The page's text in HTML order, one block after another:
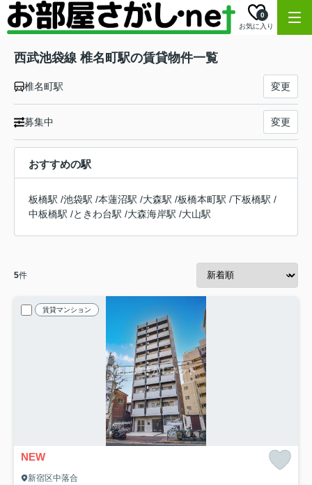
お気に入り
0
西武池袋線 椎名町駅の賃貸物件一覧
椎名町駅 変更
募集中 変更
おすすめの駅
板橋駅 /池袋駅 /本蓮沼駅 /大森駅 /板橋本町駅 /下板橋駅 /
中板橋駅 /ときわ台駅 /大森海岸駅 /大山駅
5件
賃貸マンション
NEW
新宿区中落合